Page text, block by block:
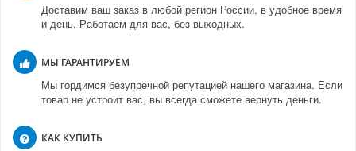
Доставим ваш заказ в любой регион России, в удобное время
и день. Работаем для вас, без выходных.
МЫ ГАРАНТИРУЕМ
Мы гордимся безупречной репутацией нашего магазина. Если
товар не устроит вас, вы всегда сможете вернуть деньги.
КАК КУПИТЬ